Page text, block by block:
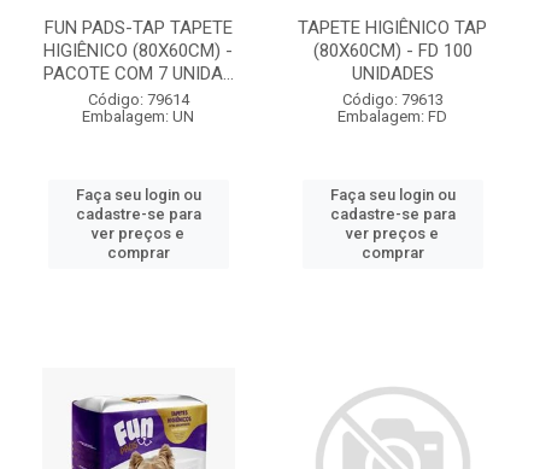
FUN PADS-TAP TAPETE
HIGIÊNICO (80X60CM) -
PACOTE COM 7 UNIDA...
Código: 79614
Embalagem: UN
Faça seu login ou
cadastre-se para
ver preços e
comprar
TAPETE HIGIÊNICO TAP
(80X60CM) - FD 100
UNIDADES
Código: 79613
Embalagem: FD
Faça seu login ou
cadastre-se para
ver preços e
comprar